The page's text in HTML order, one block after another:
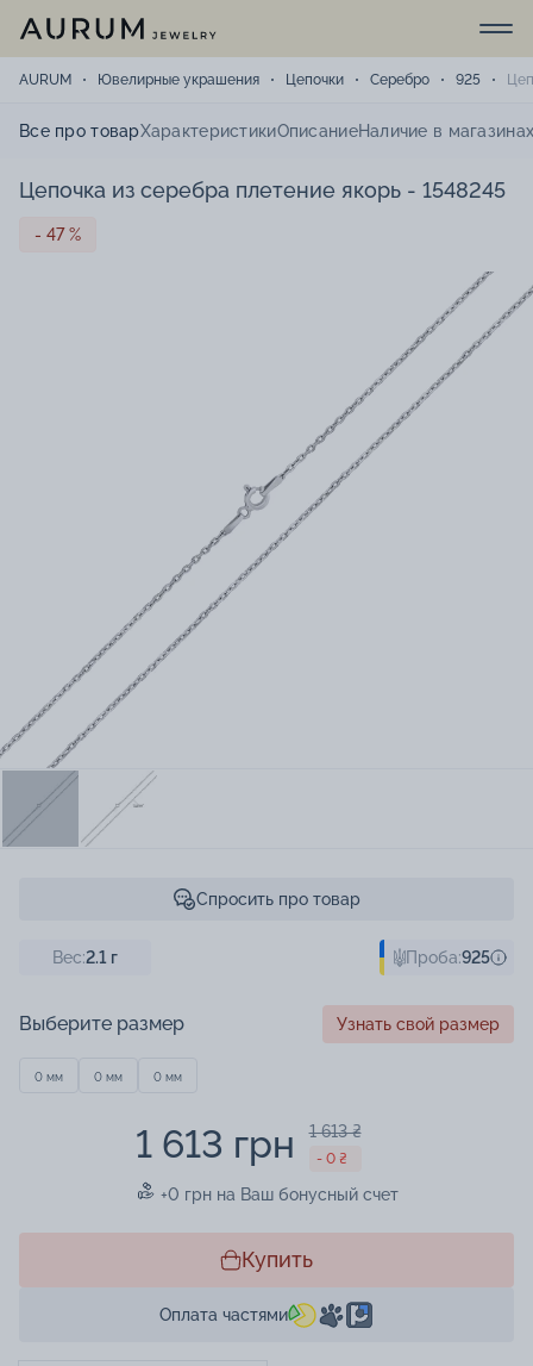
AURUM Ювелирные украшения Цепочки Серебро 925
Все про товарХарактеристикиОписаниеНаличие в
Цепочка из серебра плетение якорь - 1548245
- 47 %
Спросить про товар
Вес:2.1 г Проба:925
Выберите размер Узнать свой размер
0 мм 0 мм 0 мм
1 613 грн 1 613 ₴
- 0 ₴
+0 грн на Ваш бонусный счет
Купить
Оплата частями